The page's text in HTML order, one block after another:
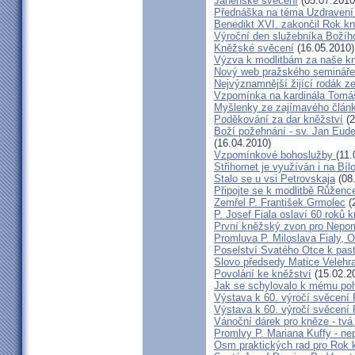
Přednáška na téma
Benedikt XVI. zakončil Rok
Výroční den služebníka
Kněžské svěcení (16.05.2010)
Výzva k modlitbám za naše
Nový web pražského semináře
Nejvýznamnější žijící rodák
Vzpomínka na kardinála
Myšlenky ze zajímavého
Poděkování za dar kněžství
Boží požehnání - sv. Jan
(16.04.2010)
Vzpomínkové bohoslužby
Střihomet je využíván i na
Stalo se u vsi Petrovskaja
Připojte se k modlitbě
Zemřel P. František Grmolec
P. Josef Fiala oslaví 60 roků
První kněžský zvon pro
Promluva P. Miloslava Fialy,
Poselství Svatého Otce k
Slovo předsedy Matice
Povolání ke kněžství
Jak se schylovalo k mému
Výstava k 60. výročí svěcení
Výstava k 60. výročí svěcení
Vánoční dárek pro kněze - tvá
Promlvy P. Mariana Kuffy -
Osm praktických rad pro Rok